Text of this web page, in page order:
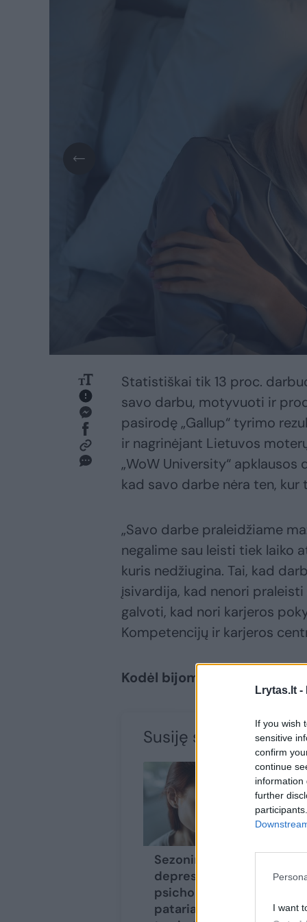
Lrytas.lt -
If you wish
sensitive
confirm
continue
information
further
I want
Statistiškai tik 13 proc.
savo darbu, motyvuoti ir
pasirodę „Gallup“ tyrimo
ir nagrinėjant Lietuvos
„WoW University“
kad savo darbe nėra ten,
„Savo darbe praleidžiame
negalime sau leisti tiek laiko
kuris nedžiugina. Tai, kad
įsivardija, kad nenori
galvoti, kad nori karjeros
Kompetencijų ir karjeros
Kodėl bijome keisti(s)?
Susiję straipsniai
Sezoninė
depresija:
psichologė
pataria, kaip su ja